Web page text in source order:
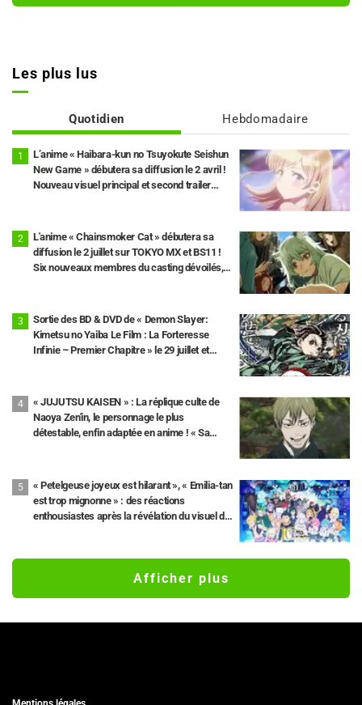
Les plus lus
Quotidien Hebdomadaire
L’anime « Haibara-kun no Tsuyokute Seishun
New Game » débutera sa diffusion le 2 avril !
Nouveau visuel principal et second trailer
L'anime « Chainsmoker Cat » débutera sa
diffusion le 2 juillet sur TOKYO MX et BS11 !
Six nouveaux membres du casting dévoilés,
Sortie des BD & DVD de « Demon Slayer:
Kimetsu no Yaiba Le Film : La Forteresse
Infinie – Premier Chapitre » le 29 juillet et
designer Akira Matsushima
« JUJUTSU KAISEN » : La réplique culte de
Naoya Zen'in, le personnage le plus
détestable, enfin adaptée en anime ! « Sa
« Petelgeuse joyeux est hilarant », « Emilia-tan
est trop mignonne » : des réactions
enthousiastes après la révélation du visuel de
Afficher plus